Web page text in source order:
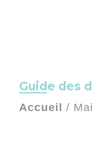
Guide des
Accueil /